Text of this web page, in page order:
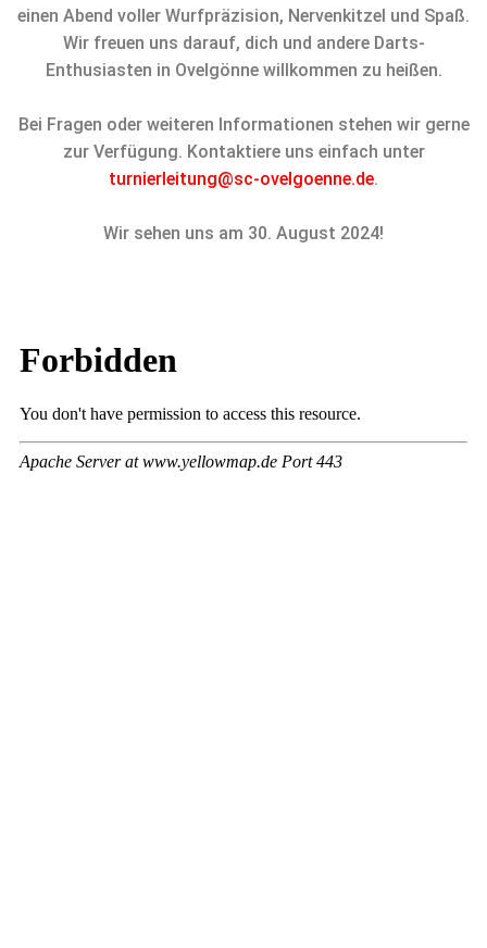
einen Abend voller Wurfpräzision, Nervenkitzel und Spaß.
Wir freuen uns darauf, dich und andere Darts-
Enthusiasten in Ovelgönne willkommen zu heißen.
Bei Fragen oder weiteren Informationen stehen wir gerne
zur Verfügung. Kontaktiere uns einfach unter
turnierleitung@sc-ovelgoenne.de.
Wir sehen uns am 30. August 2024!